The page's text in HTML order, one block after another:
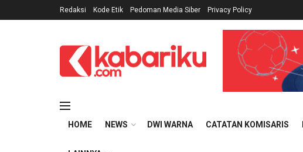
Redaksi Kode Etik Pedoman Media Siber Privacy Policy
HOME NEWS DWI WARNA CATATAN KOMISARIS